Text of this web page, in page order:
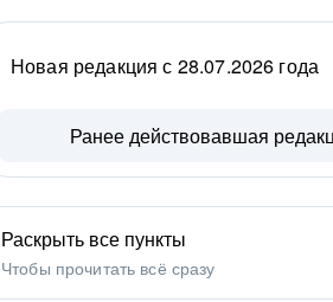
Новая редакция с 28.07.2026 года
Ранее действовавшая
Раскрыть все пункты
Чтобы прочитать всё сразу